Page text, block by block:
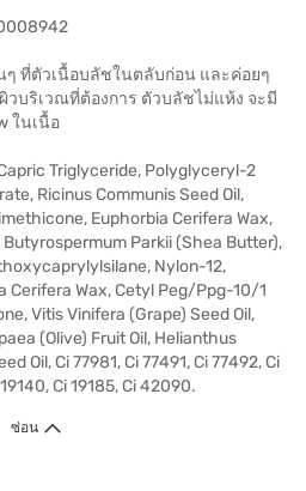
ๆ ที่ตัวเนื้อบลัชในตลับก่อน และค่อยๆ
วบริเวณที่ต้องการ ตัวบลัชไม่แห้ง จะมี
ในเนื้อ
Triglyceride, Polyglyceryl-2
Ricinus Communis Seed Oil,
Euphorbia Cerifera Wax,
Butyrospermum Parkii (Shea Butter),
Nylon-12,
Cerifera Wax, Cetyl Peg/Ppg-10/1
Vitis Vinifera (Grape) Seed Oil,
(Olive) Fruit Oil, Helianthus
Oil, Ci 77981, Ci 77491, Ci 77492, Ci
Ci 19185, Ci 42090.
ซ่อน